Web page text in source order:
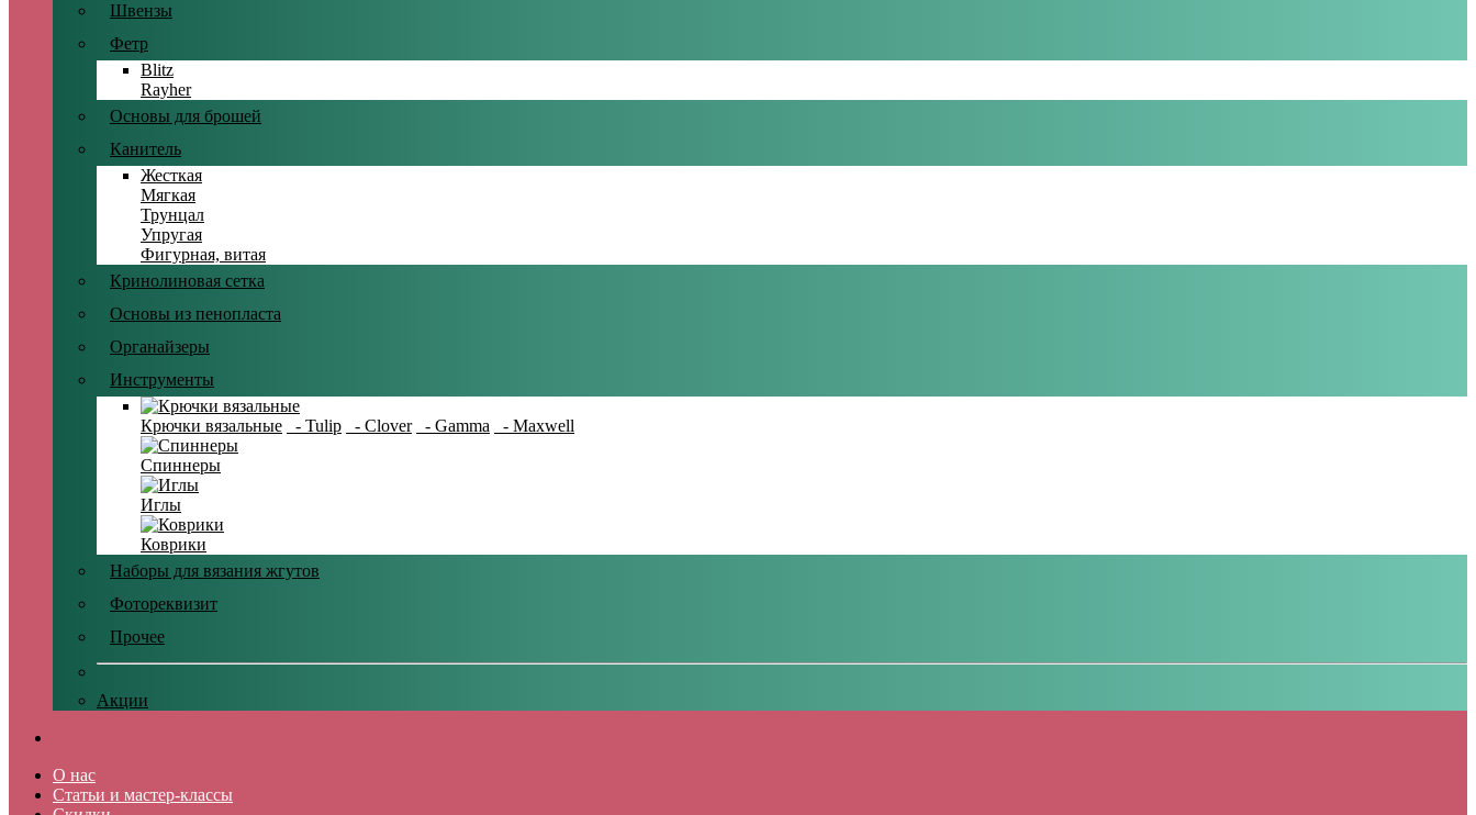
Швензы
Фетр
Blitz
Rayher
Основы для брошей
Канитель
Жесткая
Мягкая
Трунцал
Упругая
Фигурная, витая
Кринолиновая сетка
Основы из пенопласта
Органайзеры
Инструменты
Крючки вязальные - Tulip - Clover - Gamma - Maxwell
Спиннеры
Иглы
Коврики
Наборы для вязания жгутов
Фотореквизит
Прочее
Акции
О нас
Статьи и мастер-классы